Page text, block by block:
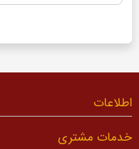
اطلاعات
خدمات مشتری